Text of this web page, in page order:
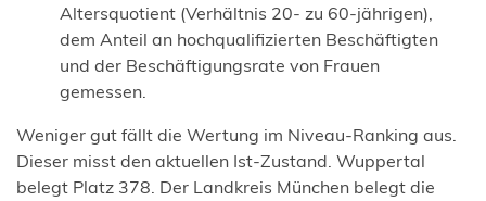
Altersquotient (Verhältnis 20- zu 60-jährigen),
dem Anteil an hochqualifizierten Beschäftigten
und der Beschäftigungsrate von Frauen
gemessen.
Weniger gut fällt die Wertung im Niveau-Ranking aus.
Dieser misst den aktuellen Ist-Zustand. Wuppertal
belegt Platz 378. Der Landkreis München belegt die